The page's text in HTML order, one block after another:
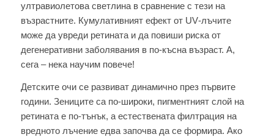
ултравиолетова светлина в сравнение с тези на
възрастните. Кумулативният ефект от UV‑лъчите
може да увреди ретината и да повиши риска от
дегенеративни заболявания в по‑късна възраст. А,
сега – нека научим повече!
Детските очи се развиват динамично през първите
години. Зениците са по‑широки, пигментният слой на
ретината е по‑тънък, а естествената филтрация на
вредното лъчение едва започва да се формира. Ако